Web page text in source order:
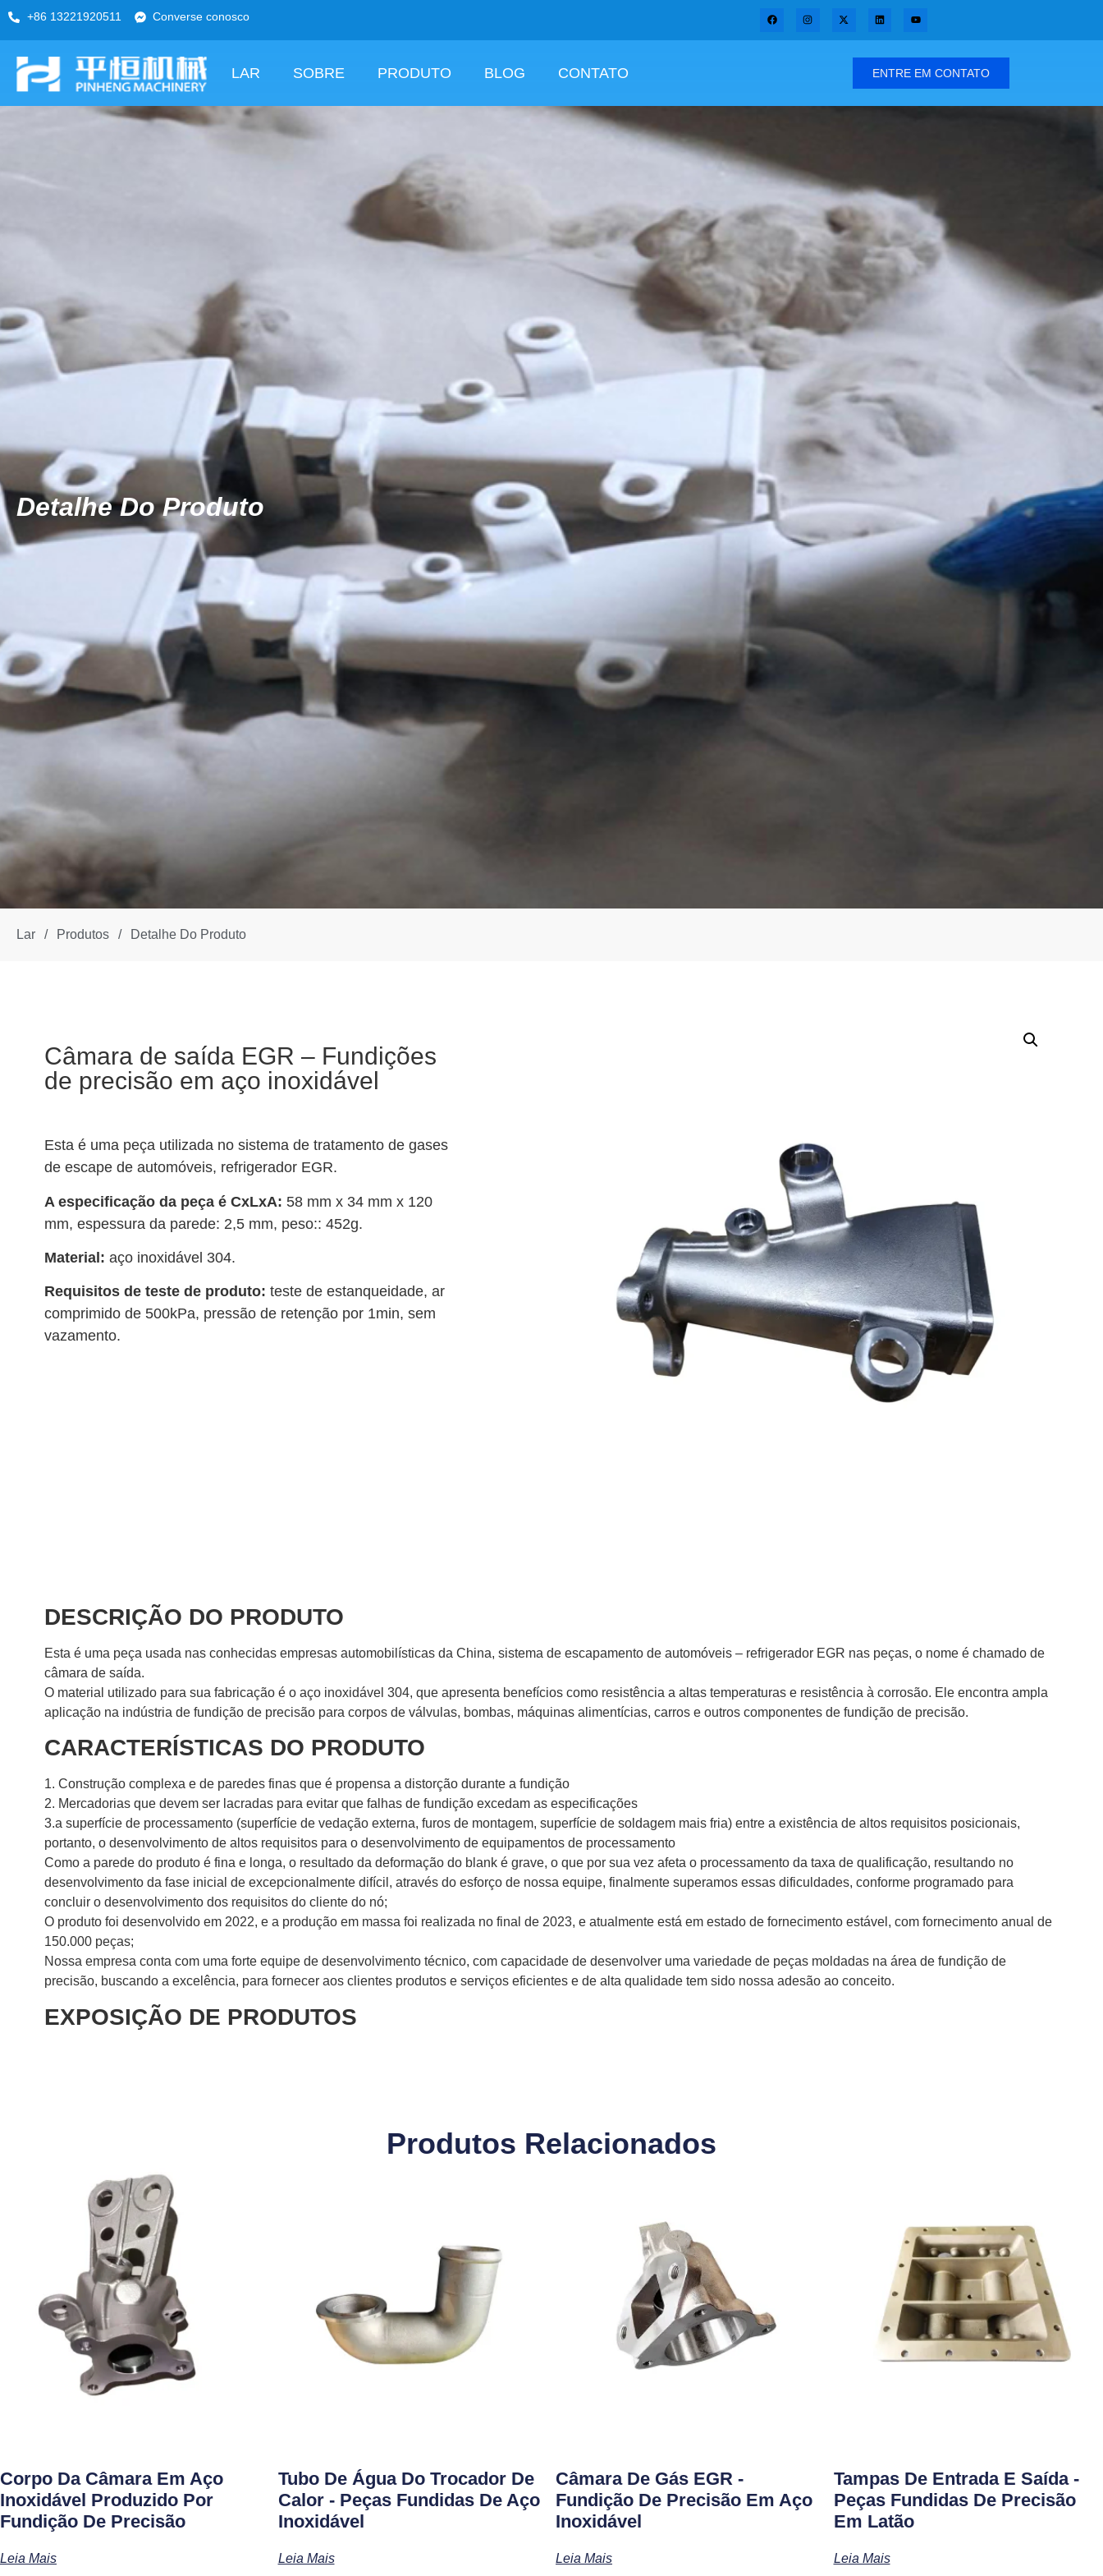
+86 13221920511 Converse conosco
LAR SOBRE PRODUTO BLOG CONTATO ENTRE EM CONTATO
Detalhe Do Produto
Lar / Produtos / Detalhe Do Produto
Câmara de saída EGR – Fundições
de precisão em aço inoxidável
Esta é uma peça utilizada no sistema de tratamento de gases
de escape de automóveis, refrigerador EGR.
A especificação da peça é CxLxA: 58 mm x 34 mm x 120
mm, espessura da parede: 2,5 mm, peso:: 452g.
Material: aço inoxidável 304.
Requisitos de teste de produto: teste de estanqueidade, ar
comprimido de 500kPa, pressão de retenção por 1min, sem
vazamento.
DESCRIÇÃO DO PRODUTO
Esta é uma peça usada nas conhecidas empresas automobilísticas da China, sistema de escapamento de automóveis – refrigerador EGR nas peças, o nome é chamado de
câmara de saída.
O material utilizado para sua fabricação é o aço inoxidável 304, que apresenta benefícios como resistência a altas temperaturas e resistência à corrosão. Ele encontra ampla
aplicação na indústria de fundição de precisão para corpos de válvulas, bombas, máquinas alimentícias, carros e outros componentes de fundição de precisão.
CARACTERÍSTICAS DO PRODUTO
1. Construção complexa e de paredes finas que é propensa a distorção durante a fundição
2. Mercadorias que devem ser lacradas para evitar que falhas de fundição excedam as especificações
3.a superfície de processamento (superfície de vedação externa, furos de montagem, superfície de soldagem mais fria) entre a existência de altos requisitos posicionais,
portanto, o desenvolvimento de altos requisitos para o desenvolvimento de equipamentos de processamento
Como a parede do produto é fina e longa, o resultado da deformação do blank é grave, o que por sua vez afeta o processamento da taxa de qualificação, resultando no
desenvolvimento da fase inicial de excepcionalmente difícil, através do esforço de nossa equipe, finalmente superamos essas dificuldades, conforme programado para
concluir o desenvolvimento dos requisitos do cliente do nó;
O produto foi desenvolvido em 2022, e a produção em massa foi realizada no final de 2023, e atualmente está em estado de fornecimento estável, com fornecimento anual de
150.000 peças;
Nossa empresa conta com uma forte equipe de desenvolvimento técnico, com capacidade de desenvolver uma variedade de peças moldadas na área de fundição de
precisão, buscando a excelência, para fornecer aos clientes produtos e serviços eficientes e de alta qualidade tem sido nossa adesão ao conceito.
EXPOSIÇÃO DE PRODUTOS
Produtos Relacionados
Corpo Da Câmara Em Aço
Inoxidável Produzido Por
Fundição De Precisão
Leia Mais
Tubo De Água Do Trocador De
Calor - Peças Fundidas De Aço
Inoxidável
Leia Mais
Câmara De Gás EGR -
Fundição De Precisão Em Aço
Inoxidável
Leia Mais
Tampas De Entrada E Saída -
Peças Fundidas De Precisão
Em Latão
Leia Mais